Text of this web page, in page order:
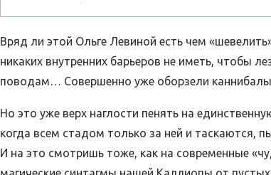
Вряд ли этой Ольге Левиной есть чем
никаких внутренних барьеров не иметь, чтобы
поводам… Совершенно уже оборзели каннибалы.
Но это уже верх наглости пенять на
когда всем стадом только за ней и таскаются,
И на это смотришь тоже, как на современные